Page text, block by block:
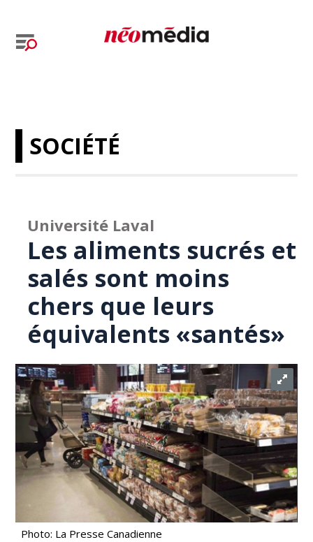
SOCIÉTÉ
Université Laval
Les aliments sucrés et
salés sont moins
chers que leurs
équivalents «santés»
Photo: La Presse Canadienne